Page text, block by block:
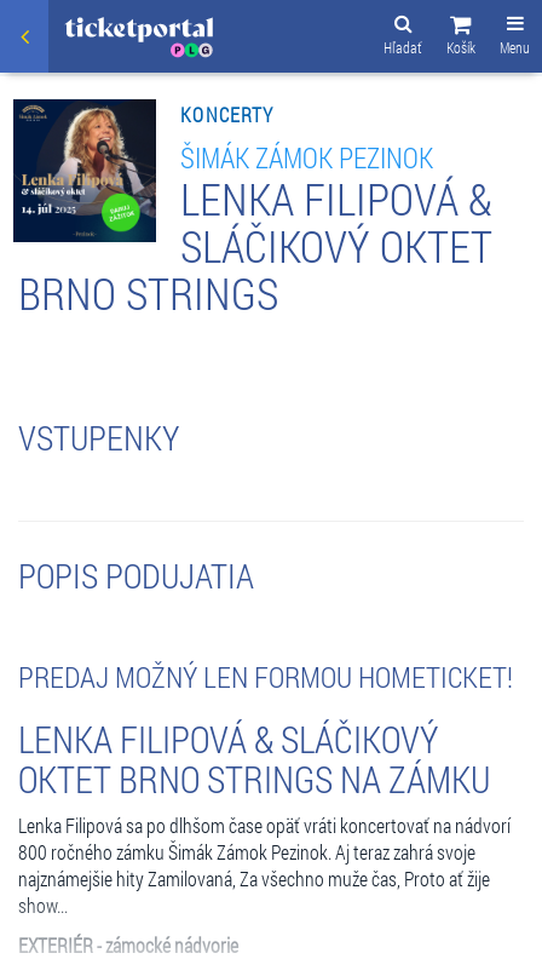
Menu
Košík
Hľadať
KONCERTY
ŠIMÁK ZÁMOK PEZINOK
LENKA FILIPOVÁ &
SLÁČIKOVÝ OKTET
BRNO STRINGS
VSTUPENKY
POPIS PODUJATIA
PREDAJ MOŽNÝ LEN FORMOU HOMETICKET!
LENKA FILIPOVÁ & SLÁČIKOVÝ
OKTET BRNO STRINGS NA ZÁMKU
Lenka Filipová sa po dlhšom čase opäť vráti koncertovať na nádvorí
800 ročného zámku Šimák Zámok Pezinok. Aj teraz zahrá svoje
najznámejšie hity Zamilovaná, Za všechno muže čas, Proto ať žije
show...
EXTERIÉR - zámocké nádvorie